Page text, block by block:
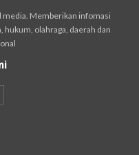
media. Memberikan infomasi
hukum, olahraga, daerah dan